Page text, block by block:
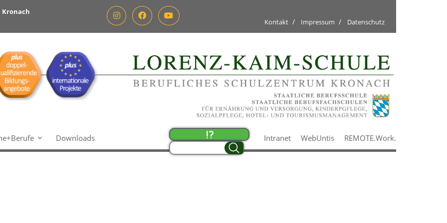
Kronach
Kontakt / Impressum / Datenschutz
Downloads Intranet WebUntis REMOTE.Work.